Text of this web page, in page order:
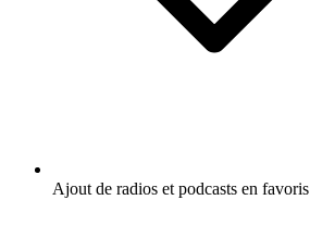
Ajout de radios et podcasts en favoris